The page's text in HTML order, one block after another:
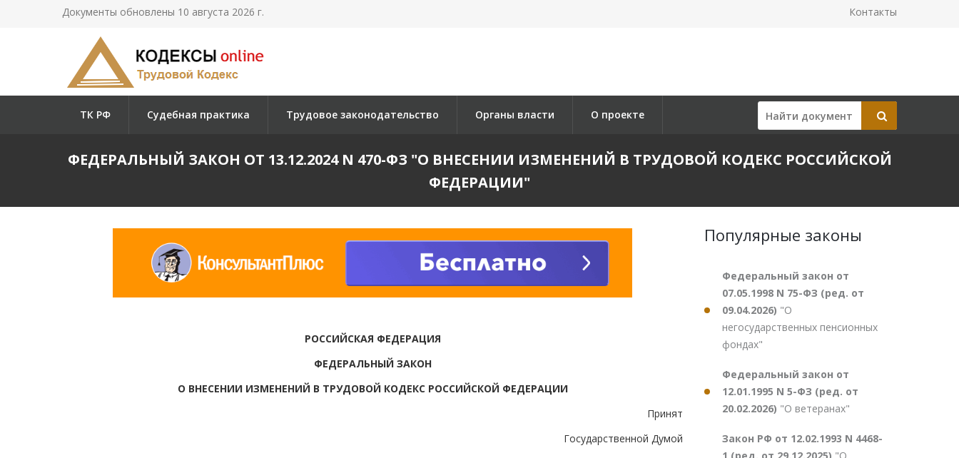
Документы обновлены 10 августа 2026 г. Контакты
ТК РФ Судебная практика Трудовое законодательство Органы власти О проекте
ФЕДЕРАЛЬНЫЙ ЗАКОН ОТ 13.12.2024 N 470-ФЗ "О ВНЕСЕНИИ ИЗМЕНЕНИЙ В ТРУДОВОЙ КОДЕКС РОССИЙСКОЙ
ФЕДЕРАЦИИ"
РОССИЙСКАЯ ФЕДЕРАЦИЯ
ФЕДЕРАЛЬНЫЙ ЗАКОН
О ВНЕСЕНИИ ИЗМЕНЕНИЙ В ТРУДОВОЙ КОДЕКС РОССИЙСКОЙ ФЕДЕРАЦИИ
Принят
Государственной Думой
Популярные законы
Федеральный закон от
07.05.1998 N 75-ФЗ (ред. от
09.04.2026) "О
негосударственных пенсионных
фондах"
Федеральный закон от
12.01.1995 N 5-ФЗ (ред. от
20.02.2026) "О ветеранах"
Закон РФ от 12.02.1993 N 4468-